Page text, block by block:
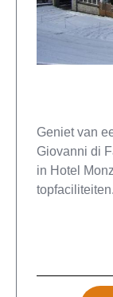
Geniet van
Giovanni di
in Hotel
topfaciliteiten.